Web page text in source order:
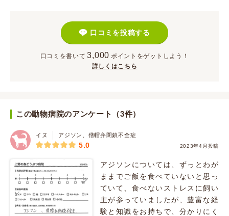
口コミを投稿する
口コミを書いて 3,000 ポイント をゲットしよう！
詳しくはこちら
この動物病院のアンケート（3件）
イヌ アジソン、僧帽弁閉鎖不全症
2023年4月投稿
5.0
アジソンについては、ずっとわが
ままでご飯を食べていないと思っ
ていて、食べないストレスに飼い
主が参っていましたが、豊富な経
験と知識をお持ちで、分かりにく